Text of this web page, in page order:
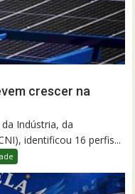
crescer na
Indústria, da
identificou 16 perfis...